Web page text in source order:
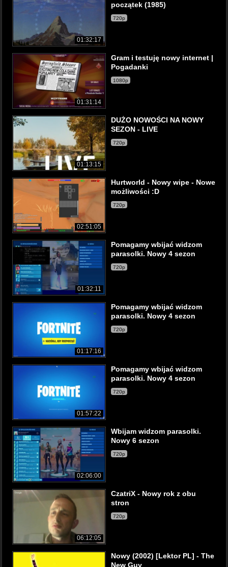
01:32:17
początek (1985)
720p
01:31:14
Gram i testuję nowy internet |
Pogadanki
1080p
01:13:15
DUŻO NOWOŚCI NA NOWY
SEZON - LIVE
720p
02:51:05
Hurtworld - Nowy wipe - Nowe
możliwości :D
720p
01:32:11
Pomagamy wbijać widzom
parasolki. Nowy 4 sezon
720p
01:17:16
Pomagamy wbijać widzom
parasolki. Nowy 4 sezon
720p
01:57:22
Pomagamy wbijać widzom
parasolki. Nowy 4 sezon
720p
02:06:00
Wbijam widzom parasolki.
Nowy 6 sezon
720p
06:12:05
CzatriX - Nowy rok z obu
stron
720p
Nowy (2002) [Lektor PL] - The
New Guy